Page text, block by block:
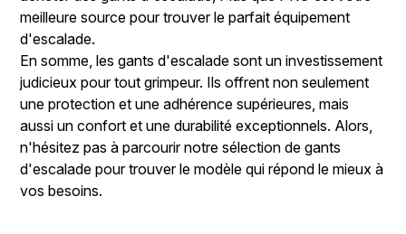
meilleure source pour trouver le parfait équipement
d'escalade.
En somme, les gants d'escalade sont un investissement
judicieux pour tout grimpeur. Ils offrent non seulement
une protection et une adhérence supérieures, mais
aussi un confort et une durabilité exceptionnels. Alors,
n'hésitez pas à parcourir notre sélection de gants
d'escalade pour trouver le modèle qui répond le mieux à
vos besoins.